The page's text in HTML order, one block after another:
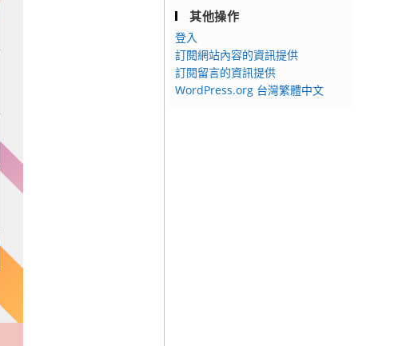
其他操作
登入
訂閱網站內容的資訊提供
訂閱留言的資訊提供
WordPress.org 台灣繁體中文